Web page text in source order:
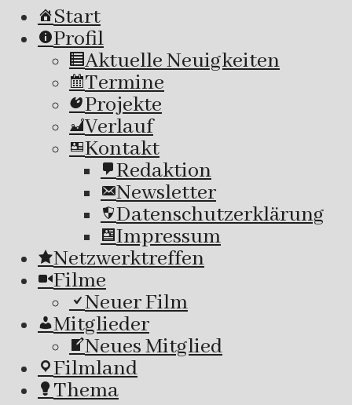
Start
Profil
Aktuelle Neuigkeiten
Termine
Projekte
Verlauf
Kontakt
Redaktion
Newsletter
Datenschutzerklärung
Impressum
Netzwerktreffen
Filme
Neuer Film
Mitglieder
Neues Mitglied
Filmland
Thema